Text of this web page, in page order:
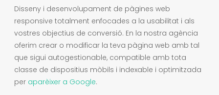
Disseny i desenvolupament de pàgines web
responsive totalment enfocades a la usabilitat i als
vostres objectius de conversió. En la nostra agència
oferim crear o modificar la teva pàgina web amb tal
que sigui autogestionable, compatible amb tota
classe de dispositius mòbils i indexable i optimitzada
per aparèixer a Google.